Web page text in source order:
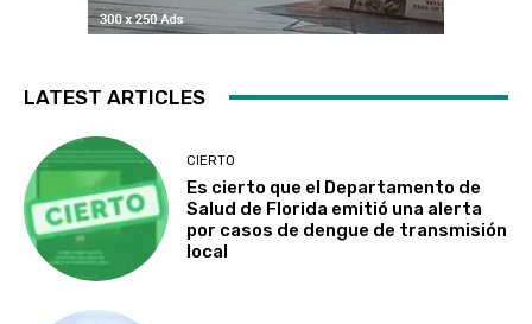
LATEST ARTICLES
CIERTO
Es cierto que el Departamento de
Salud de Florida emitió una alerta
por casos de dengue de transmisión
local